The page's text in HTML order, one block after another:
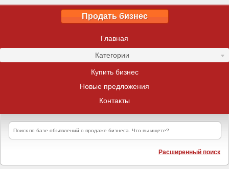
Продать бизнес
Главная
Категории
Купить бизнес
Новые предложения
Контакты
Расширенный поиск